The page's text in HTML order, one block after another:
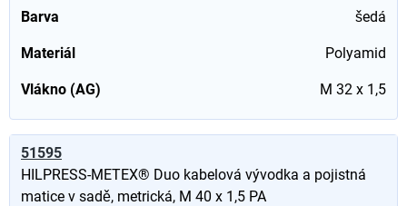
Barva šedá
Materiál Polyamid
Vlákno (AG) M 32 x 1,5
51595
HILPRESS-METEX® Duo kabelová vývodka a pojistná
matice v sadě, metrická, M 40 x 1,5 PA